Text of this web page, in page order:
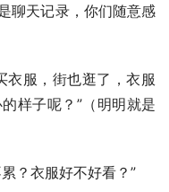
聊天记录，你们随意感
衣服，街也逛了，衣服
样子呢？”（明明就是
？衣服好不好看？”